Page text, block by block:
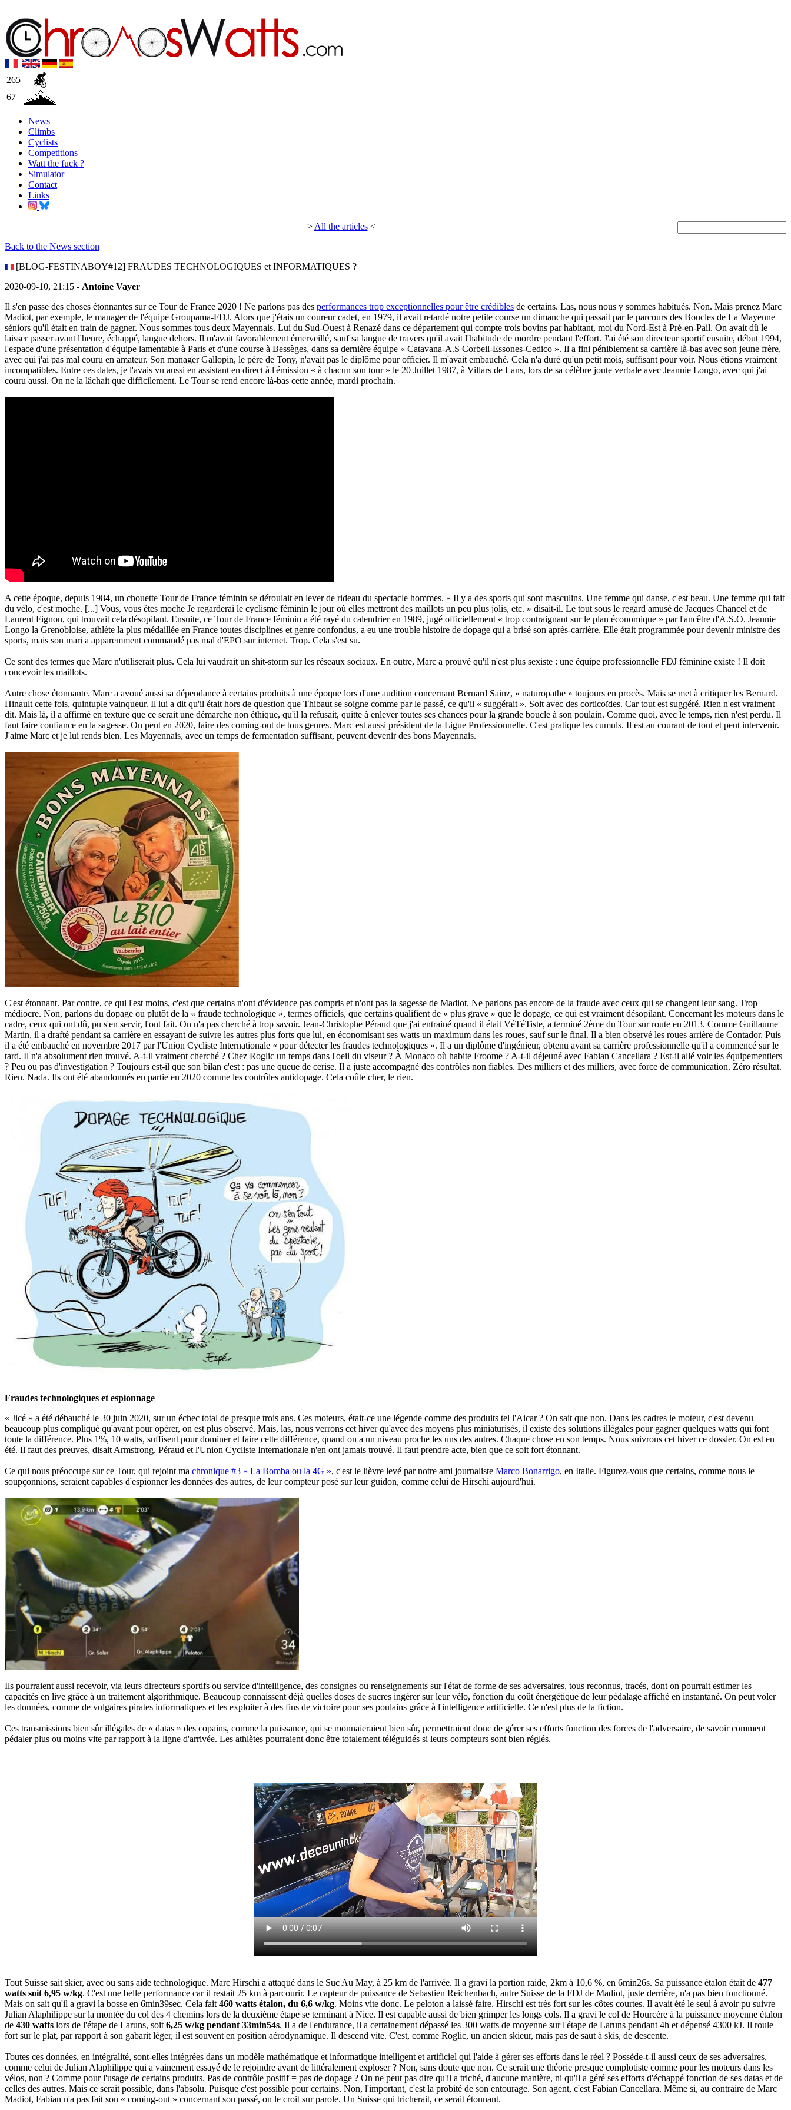
265
67
News
Climbs
Cyclists
Competitions
Watt the fuck ?
Simulator
Contact
Links
=> All the articles<=
Back to the News section
[BLOG-FESTINABOY#12] FRAUDES TECHNOLOGIQUES et INFORMATIQUES ?
2020-09-10, 21:15 - Antoine Vayer
Il s'en passe des choses étonnantes sur ce Tour de France 2020 ! Ne parlons pas des performances trop exceptionnelles pour être crédibles de certains. Las, nous nous y sommes habitués. Non. Mais prenez Marc
Madiot, par exemple, le manager de l'équipe Groupama-FDJ. Alors que j'étais un coureur cadet, en 1979, il avait retardé notre petite course un dimanche qui passait par le parcours des Boucles de La Mayenne
séniors qu'il était en train de gagner. Nous sommes tous deux Mayennais. Lui du Sud-Ouest à Renazé dans ce département qui compte trois bovins par habitant, moi du Nord-Est à Pré-en-Pail. On avait dû le
laisser passer avant l'heure, échappé, langue dehors. Il m'avait favorablement émerveillé, sauf sa langue de travers qu'il avait l'habitude de mordre pendant l'effort. J'ai été son directeur sportif ensuite, début 1994,
l'espace d'une présentation d'équipe lamentable à Paris et d'une course à Bessèges, dans sa dernière équipe « Catavana-A.S Corbeil-Essones-Cedico ». Il a fini péniblement sa carrière là-bas avec son jeune frère,
avec qui j'ai pas mal couru en amateur. Son manager Gallopin, le père de Tony, n'avait pas le diplôme pour officier. Il m'avait embauché. Cela n'a duré qu'un petit mois, suffisant pour voir. Nous étions vraiment
incompatibles. Entre ces dates, je l'avais vu aussi en assistant en direct à l'émission « à chacun son tour » le 20 Juillet 1987, à Villars de Lans, lors de sa célèbre joute verbale avec Jeannie Longo, avec qui j'ai
couru aussi. On ne la lâchait que difficilement. Le Tour se rend encore là-bas cette année, mardi prochain.
A cette époque, depuis 1984, un chouette Tour de France féminin se déroulait en lever de rideau du spectacle hommes. « Il y a des sports qui sont masculins. Une femme qui danse, c'est beau. Une femme qui fait
du vélo, c'est moche. [...] Vous, vous êtes moche Je regarderai le cyclisme féminin le jour où elles mettront des maillots un peu plus jolis, etc. » disait-il. Le tout sous le regard amusé de Jacques Chancel et de
Laurent Fignon, qui trouvait cela désopilant. Ensuite, ce Tour de France féminin a été rayé du calendrier en 1989, jugé officiellement « trop contraignant sur le plan économique » par l'ancêtre d'A.S.O. Jeannie
Longo la Grenobloise, athlète la plus médaillée en France toutes disciplines et genre confondus, a eu une trouble histoire de dopage qui a brisé son après-carrière. Elle était programmée pour devenir ministre des
sports, mais son mari a apparemment commandé pas mal d'EPO sur internet. Trop. Cela s'est su.
Ce sont des termes que Marc n'utiliserait plus. Cela lui vaudrait un shit-storm sur les réseaux sociaux. En outre, Marc a prouvé qu'il n'est plus sexiste : une équipe professionnelle FDJ féminine existe ! Il doit
concevoir les maillots.
Autre chose étonnante. Marc a avoué aussi sa dépendance à certains produits à une époque lors d'une audition concernant Bernard Sainz, « naturopathe » toujours en procès. Mais se met à critiquer les Bernard.
Hinault cette fois, quintuple vainqueur. Il lui a dit qu'il était hors de question que Thibaut se soigne comme par le passé, ce qu'il « suggérait ». Soit avec des corticoïdes. Car tout est suggéré. Rien n'est vraiment
dit. Mais là, il a affirmé en texture que ce serait une démarche non éthique, qu'il la refusait, quitte à enlever toutes ses chances pour la grande boucle à son poulain. Comme quoi, avec le temps, rien n'est perdu. Il
faut faire confiance en la sagesse. On peut en 2020, faire des coming-out de tous genres. Marc est aussi président de la Ligue Professionnelle. C'est pratique les cumuls. Il est au courant de tout et peut intervenir.
J'aime Marc et je lui rends bien. Les Mayennais, avec un temps de fermentation suffisant, peuvent devenir des bons Mayennais.
C'est étonnant. Par contre, ce qui l'est moins, c'est que certains n'ont d'évidence pas compris et n'ont pas la sagesse de Madiot. Ne parlons pas encore de la fraude avec ceux qui se changent leur sang. Trop
médiocre. Non, parlons du dopage ou plutôt de la « fraude technologique », termes officiels, que certains qualifient de « plus grave » que le dopage, ce qui est vraiment désopilant. Concernant les moteurs dans le
cadre, ceux qui ont dû, pu s'en servir, l'ont fait. On n'a pas cherché à trop savoir. Jean-Christophe Péraud que j'ai entrainé quand il était VéTéTiste, a terminé 2ème du Tour sur route en 2013. Comme Guillaume
Martin, il a drafté pendant sa carrière en essayant de suivre les autres plus forts que lui, en économisant ses watts un maximum dans les roues, sauf sur le final. Il a bien observé les roues arrière de Contador. Puis
il a été embauché en novembre 2017 par l'Union Cycliste Internationale « pour détecter les fraudes technologiques ». Il a un diplôme d'ingénieur, obtenu avant sa carrière professionnelle qu'il a commencé sur le
tard. Il n'a absolument rien trouvé. A-t-il vraiment cherché ? Chez Roglic un temps dans l'oeil du viseur ? À Monaco où habite Froome ? A-t-il déjeuné avec Fabian Cancellara ? Est-il allé voir les équipementiers
? Peu ou pas d'investigation ? Toujours est-il que son bilan c'est : pas une queue de cerise. Il a juste accompagné des contrôles non fiables. Des milliers et des milliers, avec force de communication. Zéro résultat.
Rien. Nada. Ils ont été abandonnés en partie en 2020 comme les contrôles antidopage. Cela coûte cher, le rien.
Fraudes technologiques et espionnage
« Jicé » a été débauché le 30 juin 2020, sur un échec total de presque trois ans. Ces moteurs, était-ce une légende comme des produits tel l'Aicar ? On sait que non. Dans les cadres le moteur, c'est devenu
beaucoup plus compliqué qu'avant pour opérer, on est plus observé. Mais, las, nous verrons cet hiver qu'avec des moyens plus miniaturisés, il existe des solutions illégales pour gagner quelques watts qui font
toute la différence. Plus 1%, 10 watts, suffisent pour dominer et faire cette différence, quand on a un niveau proche les uns des autres. Chaque chose en son temps. Nous suivrons cet hiver ce dossier. On est en
été. Il faut des preuves, disait Armstrong. Péraud et l'Union Cycliste Internationale n'en ont jamais trouvé. Il faut prendre acte, bien que ce soit fort étonnant.
Ce qui nous préoccupe sur ce Tour, qui rejoint ma chronique #3 « La Bomba ou la 4G », c'est le lièvre levé par notre ami journaliste Marco Bonarrigo, en Italie. Figurez-vous que certains, comme nous le
soupçonnions, seraient capables d'espionner les données des autres, de leur compteur posé sur leur guidon, comme celui de Hirschi aujourd'hui.
Ils pourraient aussi recevoir, via leurs directeurs sportifs ou service d'intelligence, des consignes ou renseignements sur l'état de forme de ses adversaires, tous reconnus, tracés, dont on pourrait estimer les
capacités en live grâce à un traitement algorithmique. Beaucoup connaissent déjà quelles doses de sucres ingérer sur leur vélo, fonction du coût énergétique de leur pédalage affiché en instantané. On peut voler
les données, comme de vulgaires pirates informatiques et les exploiter à des fins de victoire pour ses poulains grâce à l'intelligence artificielle. Ce n'est plus de la fiction.
Ces transmissions bien sûr illégales de « datas » des copains, comme la puissance, qui se monnaieraient bien sûr, permettraient donc de gérer ses efforts fonction des forces de l'adversaire, de savoir comment
pédaler plus ou moins vite par rapport à la ligne d'arrivée. Les athlètes pourraient donc être totalement téléguidés si leurs compteurs sont bien réglés.
Tout Suisse sait skier, avec ou sans aide technologique. Marc Hirschi a attaqué dans le Suc Au May, à 25 km de l'arrivée. Il a gravi la portion raide, 2km à 10,6 %, en 6min26s. Sa puissance étalon était de 477
watts soit 6,95 w/kg. C'est une belle performance car il restait 25 km à parcourir. Le capteur de puissance de Sebastien Reichenbach, autre Suisse de la FDJ de Madiot, juste derrière, n'a pas bien fonctionné.
Mais on sait qu'il a gravi la bosse en 6min39sec. Cela fait 460 watts étalon, du 6,6 w/kg. Moins vite donc. Le peloton a laissé faire. Hirschi est très fort sur les côtes courtes. Il avait été le seul à avoir pu suivre
Julian Alaphilippe sur la montée du col des 4 chemins lors de la deuxième étape se terminant à Nice. Il est capable aussi de bien grimper les longs cols. Il a gravi le col de Hourcère à la puissance moyenne étalon
de 430 watts lors de l'étape de Laruns, soit 6,25 w/kg pendant 33min54s. Il a de l'endurance, il a certainement dépassé les 300 watts de moyenne sur l'étape de Laruns pendant 4h et dépensé 4300 kJ. Il roule
fort sur le plat, par rapport à son gabarit léger, il est souvent en position aérodynamique. Il descend vite. C'est, comme Roglic, un ancien skieur, mais pas de saut à skis, de descente.
Toutes ces données, en intégralité, sont-elles intégrées dans un modèle mathématique et informatique intelligent et artificiel qui l'aide à gérer ses efforts dans le réel ? Possède-t-il aussi ceux de ses adversaires,
comme celui de Julian Alaphilippe qui a vainement essayé de le rejoindre avant de littéralement exploser ? Non, sans doute que non. Ce serait une théorie presque complotiste comme pour les moteurs dans les
vélos, non ? Comme pour l'usage de certains produits. Pas de contrôle positif = pas de dopage ? On ne peut pas dire qu'il a triché, d'aucune manière, ni qu'il a géré ses efforts d'échappé fonction de ses datas et de
celles des autres. Mais ce serait possible, dans l'absolu. Puisque c'est possible pour certains. Non, l'important, c'est la probité de son entourage. Son agent, c'est Fabian Cancellara. Même si, au contraire de Marc
Madiot, Fabian n'a pas fait son « coming-out » concernant son passé, on le croit sur parole. Un Suisse qui tricherait, ce serait étonnant.